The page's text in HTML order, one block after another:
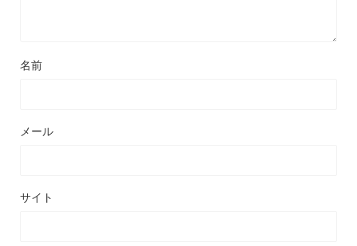
名前
メール
サイト